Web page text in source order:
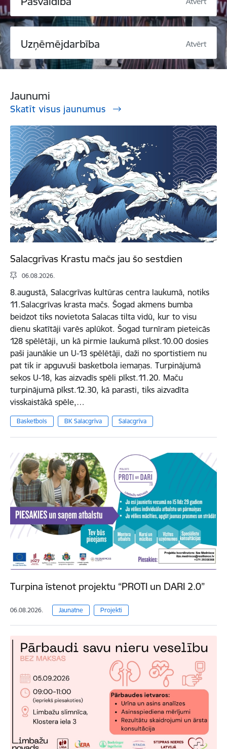
Uzņēmējdarbība Atvērt
Jaunumi
Skatīt visus jaunumus
Salacgrīvas Krastu mačs jau šo sestdien
06.08.2026.
8.augustā, Salacgrīvas kultūras centra laukumā, notiks
11.Salacgrīvas krasta mačs. Šogad akmens bumba
beidzot tiks novietota Salacas tilta vidū, kur to visu
dienu skatītāji varēs aplūkot. Šogad turnīram pieteicās
128 spēlētāji, un kā pirmie laukumā plkst.10.00 dosies
paši jaunākie un U-13 spēlētāji, daži no sportistiem nu
pat tik ir apguvuši basketbola iemaņas. Turpinājumā
sekos U-18, kas aizvadīs spēli plkst.11.20. Maču
turpinājumā plkst.12.30, kā parasti, tiks aizvadīta
visskaistākā spēle,…
Basketbols BK Salacgrīva Salacgrīva
Turpina īstenot projektu “PROTI un DARI 2.0”
06.08.2026. Jaunatne Projekti